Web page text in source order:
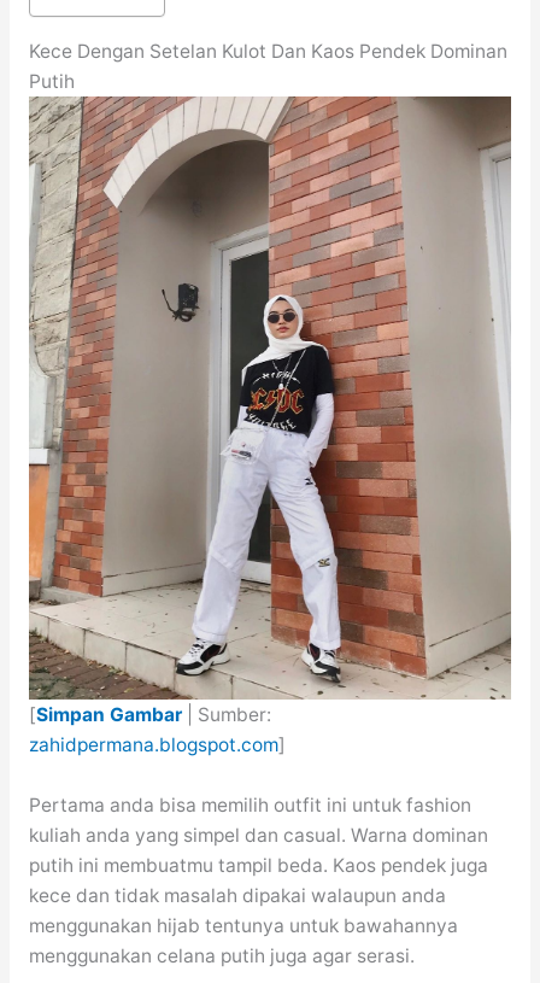
Kece Dengan Setelan Kulot Dan Kaos Pendek Dominan
Putih
[Simpan Gambar| Sumber:
zahidpermana.blogspot.com]
Pertama anda bisa memilih outfit ini untuk fashion
kuliah anda yang simpel dan casual. Warna dominan
putih ini membuatmu tampil beda. Kaos pendek juga
kece dan tidak masalah dipakai walaupun anda
menggunakan hijab tentunya untuk bawahannya
menggunakan celana putih juga agar serasi.